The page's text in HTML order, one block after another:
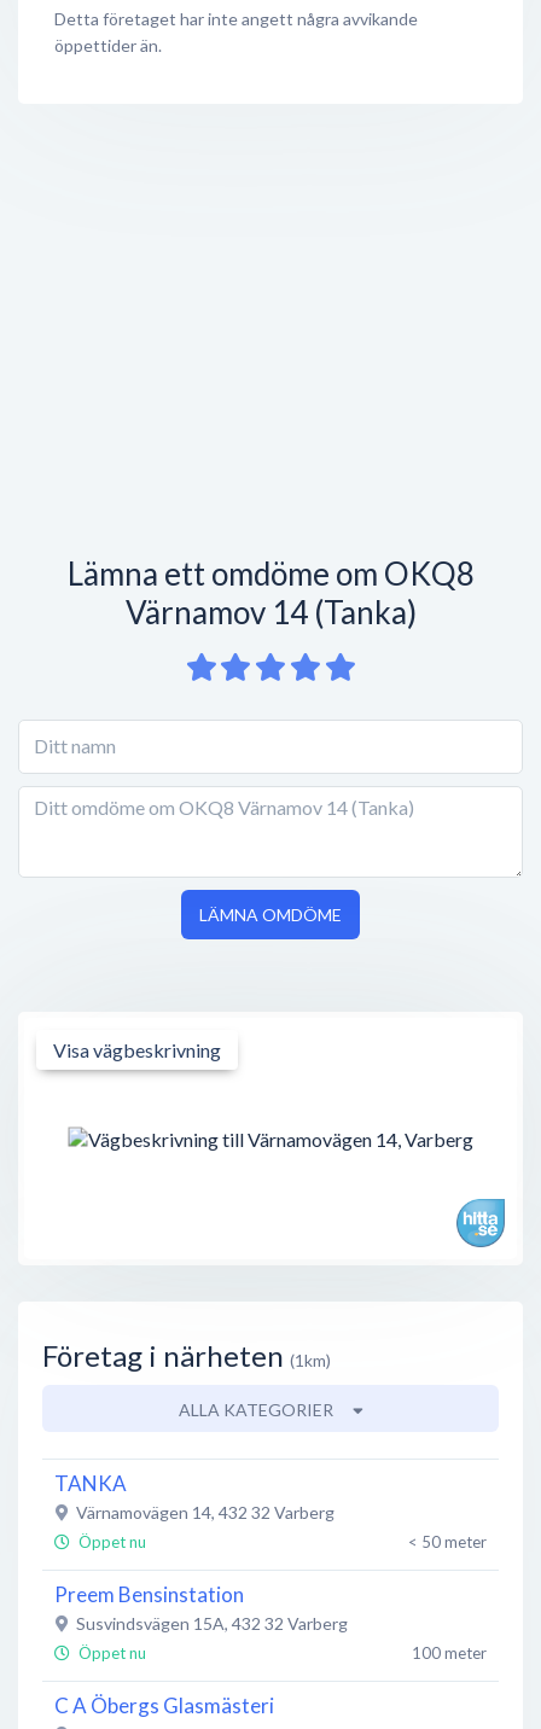
Detta företaget har inte angett några avvikande
öppettider än.
Lämna ett omdöme om OKQ8
Värnamov 14 (Tanka)
LÄMNA OMDÖME
Visa vägbeskrivning
Företag i närheten (1km)
ALLA KATEGORIER
TANKA
Värnamovägen 14, 432 32 Varberg
Öppet nu < 50 meter
Preem Bensinstation
Susvindsvägen 15A, 432 32 Varberg
Öppet nu 100 meter
C A Öbergs Glasmästeri